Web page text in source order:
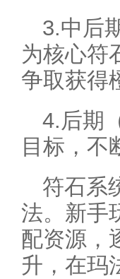
3.中后
为核心符
争取获得
4.后期
目标，不
符石系
法。新手
配资源，
升，在玛